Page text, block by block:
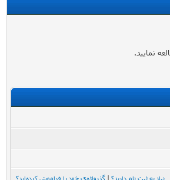
نمایید.
نیاز به ثبت نام دارید؟ | گذرواژه‌ی خود را فراموش کرده‌اید؟